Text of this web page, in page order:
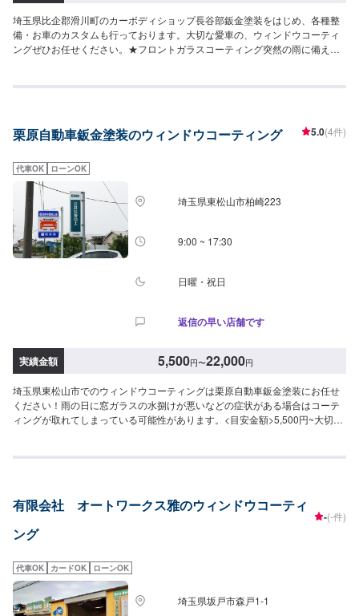
埼玉県比企郡滑川町のカーボディショップ長谷部鈑金塗装をはじめ、各種整
備・お車のカスタムも行っております。大切な愛車の、ウィンドウコーティ
ングぜひお任せください。★フロントガラスコーティング突然の雨に備え
い。<料金表>【ガラス撥水】全ての車種フロントガラスのみで：2,200円※上
ーカーの修理に対応しておりますので「他のお店では断られてしまった…」
いるので保険修理のご相談もお待ちしております。カーリースも行っており
ますので気になる方はお声がけください。
栗原自動車鈑金塗装のウィンドウコーティング 5.0(4件)
代車OK ローンOK
埼玉県東松山市柏崎223
9:00 ~ 17:30
日曜・祝日
返信の早い店舗です
実績金額 5,500円〜22,000円
埼玉県東松山市でのウィンドウコーティングは栗原自動車鈑金塗装にお任せ
ください！雨の日に窓ガラスの水捌けが悪いなどの症状がある場合はコーテ
ィングが取れてしまっている可能性があります。<目安金額>5,500円~大切な
金・塗装では、高い技術で満足な仕上がりを常にご提供できるよう研鑽努力
お客様のカーライフを幅広く支えてまいります。オイル交換や車検、タイヤ
交換などの基本的な車のメンテナンスも承っておりますのでお困りの際はお
気軽にご相談ください！
有限会社 オートワークス雅のウィンドウコーティ
ング
-(-件)
代車OK カードOK ローンOK
埼玉県坂戸市森戸1-1